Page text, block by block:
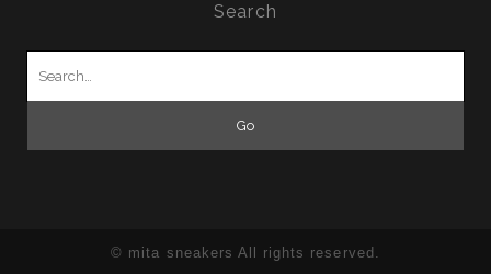
Search
© mita sneakers All rights reserved.